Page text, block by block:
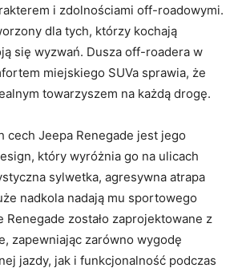
i zdolnościami off-roadowymi.
dla ⁢tych, którzy ‍kochają
się​ wyzwań. Dusza off-roadera w
miejskiego SUVa sprawia, że
towarzyszem na każdą drogę.
cech Jeepa Renegade⁣ jest jego
który wyróżnia go na ulicach
sylwetka, agresywna atrapa⁣
nadkola nadają mu sportowego
⁣Renegade zostało zaprojektowane z
​zapewniając ​zarówno wygodę
jazdy, jak i ‌funkcjonalność podczas